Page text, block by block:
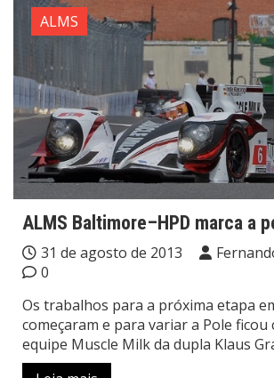
ALMS
ALMS Baltimore–HPD marca a
31 de agosto de 2013
0
Os trabalhos para a próxima etapa
começaram e para variar a Pole ficou
equipe Muscle Milk da dupla Klaus